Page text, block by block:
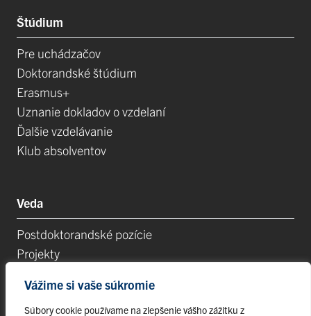
Vážime si vaše súkromie
Súbory cookie používame na zlepšenie vášho zážitku z
Štúdium
Pre uchádzačov
Doktorandské štúdium
Erasmus+
Uznanie dokladov o vzdelaní
Ďalšie vzdelávanie
Klub absolventov
Veda
Postdoktorandské pozície
Projekty
TIP-UPJŠ
Vedecké parky